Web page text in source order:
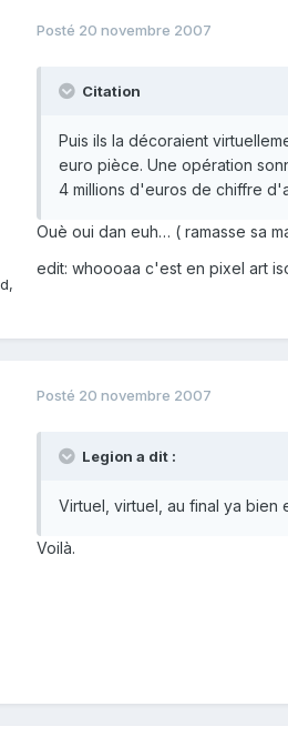
Posté 20 novembre 2007
Citation
Puis ils la décoraient
euro pièce. Une opération
4 millions d'euros de chiffre
Ouè oui dan euh… ( ramasse sa
edit: whoooaa c'est en pixel art
Posté 20 novembre 2007
Legion a dit :
Virtuel, virtuel, au final ya
Voilà.